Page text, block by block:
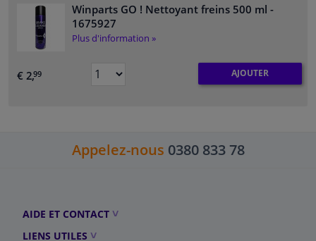
Winparts GO ! Nettoyant freins 500 ml -
1675927
Plus d'information »
€ 2,99 AJOUTER
Appelez-nous 0380 833 78
AIDE ET CONTACT
LIENS UTILES